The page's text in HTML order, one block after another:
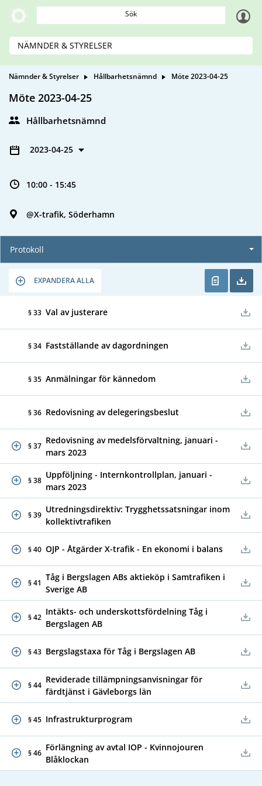
Sök
NÄMNDER & STYRELSER
Nämnder & Styrelser Hållbarhetsnämnd Möte 2023-04-25
Möte 2023-04-25
Hållbarhetsnämnd
2023-04-25
10:00 - 15:45
@X-trafik, Söderhamn
Protokoll
EXPANDERA ALLA
§ 33 Val av justerare
§ 34 Fastställande av dagordningen
§ 35 Anmälningar för kännedom
§ 36 Redovisning av delegeringsbeslut
§ 37
Redovisning av medelsförvaltning, januari -
mars 2023
§ 38
Uppföljning - Internkontrollplan, januari -
mars 2023
§ 39
Utredningsdirektiv: Trygghetssatsningar inom
kollektivtrafiken
§ 40 OJP - Åtgärder X-trafik - En ekonomi i balans
§ 41
Tåg i Bergslagen ABs aktieköp i Samtrafiken i
Sverige AB
§ 42
Intäkts- och underskottsfördelning Tåg i
Bergslagen AB
§ 43 Bergslagstaxa för Tåg i Bergslagen AB
§ 44
Reviderade tillämpningsanvisningar för
färdtjänst i Gävleborgs län
§ 45 Infrastrukturprogram
§ 46
Förlängning av avtal IOP - Kvinnojouren
Blåklockan